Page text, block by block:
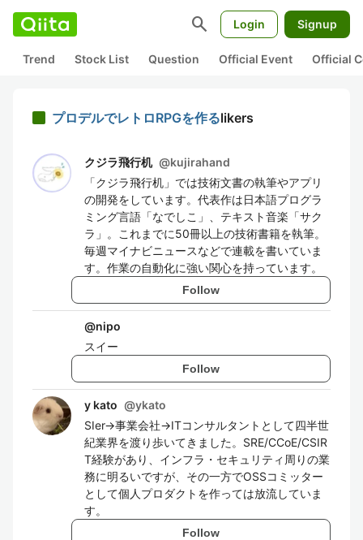
search Login Signup
Trend Stock List Question Official Event Official
プロデルでレトロRPGを作るlikers
クジラ飛行机 @kujirahand
「クジラ飛行机」では技術文書の執筆やアプリ
の開発をしています。代表作は日本語プログラ
ミング言語「なでしこ」、テキスト音楽「サク
ラ」。これまでに50冊以上の技術書籍を執筆。
毎週マイナビニュースなどで連載を書いていま
す。作業の自動化に強い関心を持っています。
Follow
@nipo
スイー
Follow
y kato @ykato
SIer→事業会社→ITコンサルタントとして四半世
紀業界を渡り歩いてきました。SRE/CCoE/CSIR
T経験があり、インフラ・セキュリティ周りの業
務に明るいですが、その一方でOSSコミッター
として個人プロダクトを作っては放流していま
す。
Follow